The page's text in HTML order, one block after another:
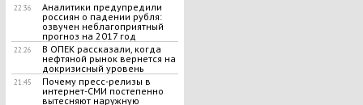
22:36
Аналитики предупредили
россиян о падении рубля:
озвучен неблагоприятный
прогноз на 2017 год
22:26
В ОПЕК рассказали, когда
нефтяной рынок вернется на
докризисный уровень
21:45
Почему пресс-релизы в
интернет-СМИ постепенно
вытесняют наружную